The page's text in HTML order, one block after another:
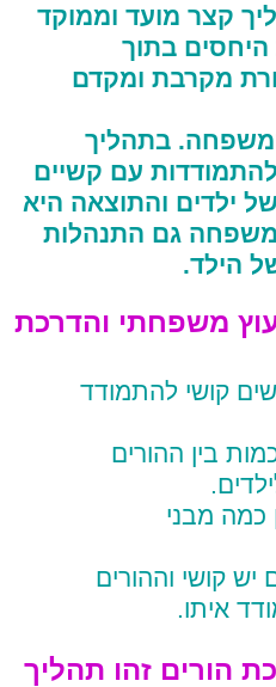
קצר מועד וממוקד
היחסים בתוך
מקרבת ומקדם
המשפחה. בתהליך
עם קשיים
ילדים והתוצאה היא
גם התנהלות
הילד.
משפחתי והדרכת
קושי להתמודד
בין ההורים
כמה מבני
קושי וההורים
איתו.
הורים זהו תהליך